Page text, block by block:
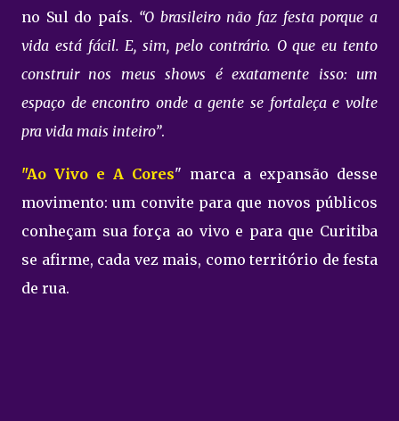
no Sul do país. “O brasileiro não faz festa porque a
vida está fácil. E, sim, pelo contrário. O que eu tento
construir nos meus shows é exatamente isso: um
espaço de encontro onde a gente se fortaleça e volte
pra vida mais inteiro”.
"Ao Vivo e A Cores" marca a expansão desse
movimento: um convite para que novos públicos
conheçam sua força ao vivo e para que Curitiba
se afirme, cada vez mais, como território de festa
de rua.